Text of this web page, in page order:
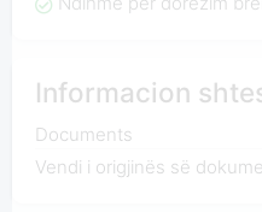
Informacion
Documents
Vendi i origjinës së